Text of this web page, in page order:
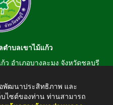
ตำบลเขาไม้แก้ว
ว อำเภอบางละมุง จังหวัดชลบุรี
รสาร 0-3807-2634-5
อพัฒนาประสิทธิภาพ และ
ไซต์ของท่าน ท่านสามารถ